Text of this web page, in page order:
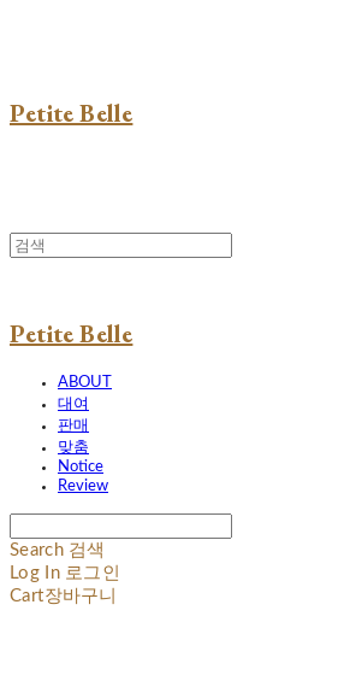
Petite Belle
Petite Belle
ABOUT
대여
판매
맞춤
Notice
Review
Search 검색
Log In 로그인
Cart장바구니